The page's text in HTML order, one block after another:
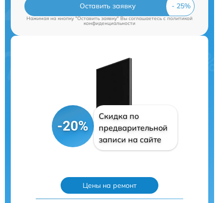
Оставить заявку
Нажимая на кнопку "Оставить заявку" Вы соглашаетесь c политикой
конфиденциальности
-20%
Скидка по
предварительной
записи на сайте
Цены на ремонт